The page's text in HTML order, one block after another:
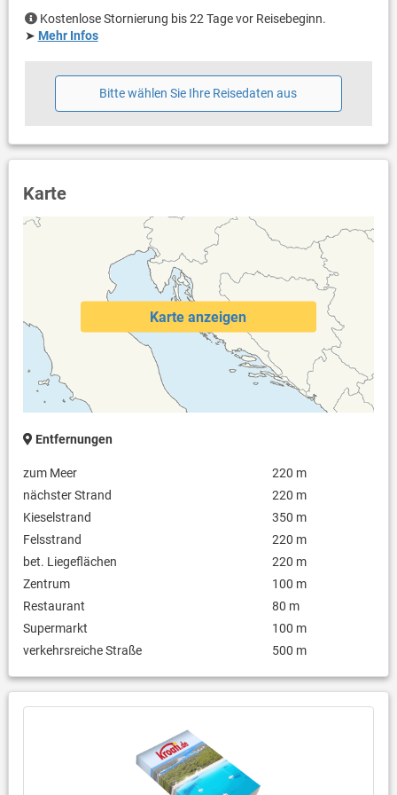
Heizung
Klimaanlage im Preis inklusive
Handtücher vorhanden
Internet per WLAN
Kostenlose Stornierung bis 22 Tage vor Reisebeginn.
➤ Mehr Infos
Bitte wählen Sie Ihre Reisedaten aus
Karte
Karte anzeigen
Entfernungen
zum Meer
220 m
nächster Strand
220 m
Kieselstrand
350 m
Felsstrand
220 m
bet. Liegeflächen
220 m
Zentrum
100 m
Restaurant
80 m
Supermarkt
100 m
verkehrsreiche Straße
500 m